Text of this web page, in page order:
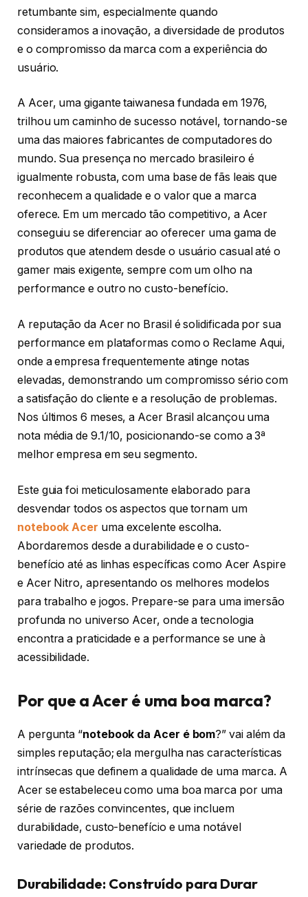
retumbante sim, especialmente quando
consideramos a inovação, a diversidade de produtos
e o compromisso da marca com a experiência do
usuário.
A Acer, uma gigante taiwanesa fundada em 1976,
trilhou um caminho de sucesso notável, tornando-se
uma das maiores fabricantes de computadores do
mundo. Sua presença no mercado brasileiro é
igualmente robusta, com uma base de fãs leais que
reconhecem a qualidade e o valor que a marca
oferece. Em um mercado tão competitivo, a Acer
conseguiu se diferenciar ao oferecer uma gama de
produtos que atendem desde o usuário casual até o
gamer mais exigente, sempre com um olho na
performance e outro no custo-benefício.
A reputação da Acer no Brasil é solidificada por sua
performance em plataformas como o Reclame Aqui,
onde a empresa frequentemente atinge notas
elevadas, demonstrando um compromisso sério com
a satisfação do cliente e a resolução de problemas.
Nos últimos 6 meses, a Acer Brasil alcançou uma
nota média de 9.1/10, posicionando-se como a 3ª
melhor empresa em seu segmento.
Este guia foi meticulosamente elaborado para
desvendar todos os aspectos que tornam um
notebook Acer uma excelente escolha.
Abordaremos desde a durabilidade e o custo-
benefício até as linhas específicas como Acer Aspire
e Acer Nitro, apresentando os melhores modelos
para trabalho e jogos. Prepare-se para uma imersão
profunda no universo Acer, onde a tecnologia
encontra a praticidade e a performance se une à
acessibilidade.
Por que a Acer é uma boa marca?
A pergunta “notebook da Acer é bom?” vai além da
simples reputação; ela mergulha nas características
intrínsecas que definem a qualidade de uma marca. A
Acer se estabeleceu como uma boa marca por uma
série de razões convincentes, que incluem
durabilidade, custo-benefício e uma notável
variedade de produtos.
Durabilidade: Construído para Durar